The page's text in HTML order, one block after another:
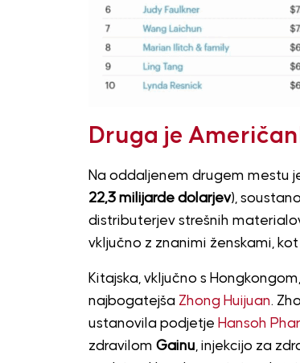
Druga je
Na oddaljenem drugem mestu
22,3 milijarde dolarjev),
distributerjev strešnih
vključno z znanimi ženskami,
Kitajska, vključno s
najbogatejša Zhong Huijuan.
ustanovila podjetje Hansoh
zdravilom Gainu, injekcijo za